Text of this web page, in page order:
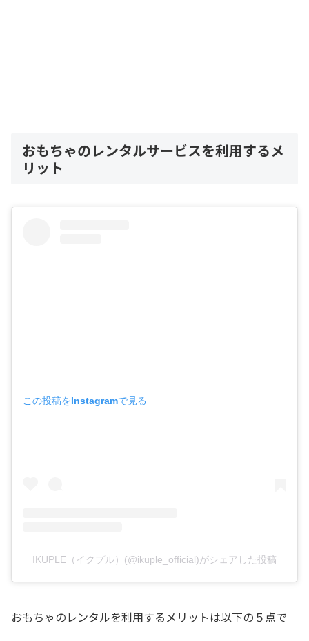
おもちゃのレンタルサービスを利用するメ
リット
この投稿をInstagramで見る
IKUPLE（イクプル）(@ikuple_official)がシェアした投稿
おもちゃのレンタルを利用するメリットは以下の５点で